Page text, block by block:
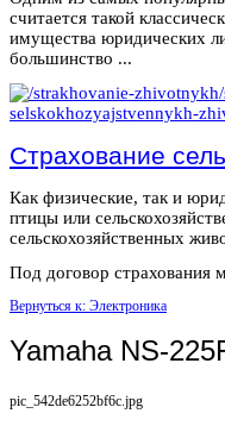
считается такой
имущества юридических
большинство ...
Страхование
Как физические, так и
птицы или
сельскохозяйственных
Под договор страхования
Вернуться к: Электроника
Yamaha NS-
pic_542de6252bf6c.jpg